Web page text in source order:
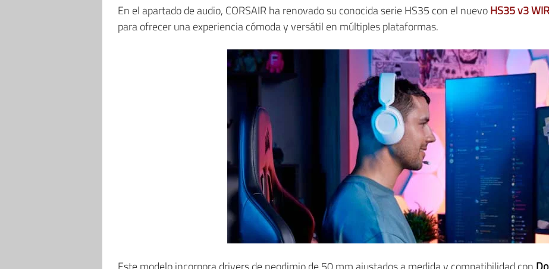
En el apartado de audio, CORSAIR ha renovado su conocida serie HS35 con el nuevoHS35 v3
para ofrecer una experiencia cómoda y versátil en múltiples plataformas.